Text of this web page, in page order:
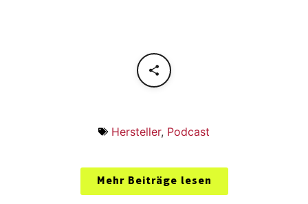
Hersteller, Podcast
Mehr Beiträge lesen